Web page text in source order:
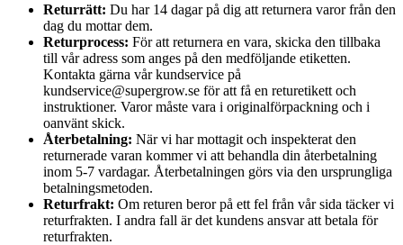
Returrätt: Du har 14 dagar på dig att returnera varor från den
dag du mottar dem.
Returprocess: För att returnera en vara, skicka den tillbaka
till vår adress som anges på den medföljande etiketten.
Kontakta gärna vår kundservice på
kundservice@supergrow.se för att få en returetikett och
instruktioner. Varor måste vara i originalförpackning och i
oanvänt skick.
Återbetalning: När vi har mottagit och inspekterat den
returnerade varan kommer vi att behandla din återbetalning
inom 5-7 vardagar. Återbetalningen görs via den ursprungliga
betalningsmetoden.
Returfrakt: Om returen beror på ett fel från vår sida täcker vi
returfrakten. I andra fall är det kundens ansvar att betala för
returfrakten.